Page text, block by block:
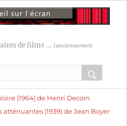
de films ... (anciennement
OK
:
(1964) de Henri Decoin
atténuantes (1939) de Jean Boyer